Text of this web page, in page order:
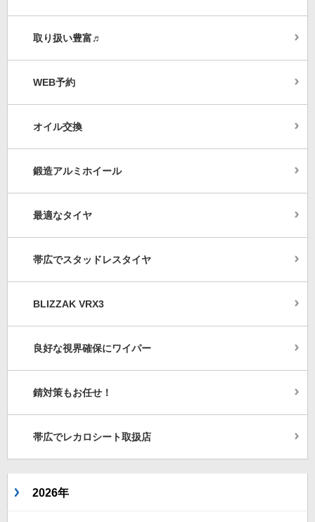
取り扱い豊富♬
WEB予約
オイル交換
鍛造アルミホイール
最適なタイヤ
帯広でスタッドレスタイヤ
BLIZZAK VRX3
良好な視界確保にワイパー
錆対策もお任せ！
帯広でレカロシート取扱店
2026年